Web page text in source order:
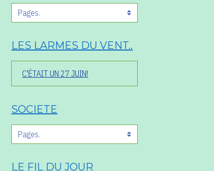
LES LARMES DU VENT..
C'ÉTAIT UN 27 JUIN!
SOCIETE
LE FIL DU JOUR